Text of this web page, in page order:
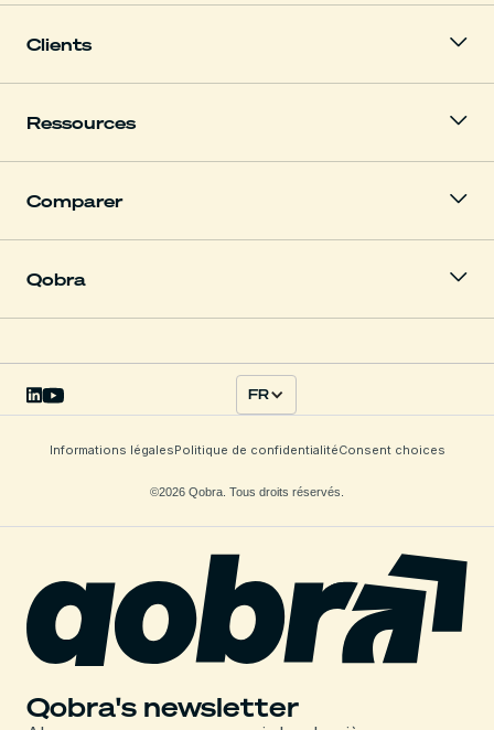
Clients
Ressources
Comparer
Qobra
©2026 Qobra. Tous droits réservés.
Informations légalesPolitique de confidentialitéConsent choices
FR
Qobra's newsletter